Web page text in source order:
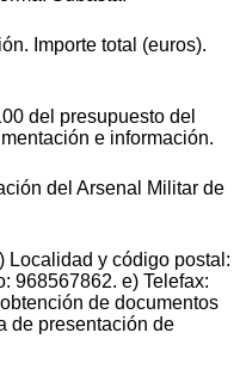
Importe total (euros).
del presupuesto del
e información.
del Arsenal Militar de
Localidad y código postal:
968567862. e) Telefax:
de documentos
de presentación de